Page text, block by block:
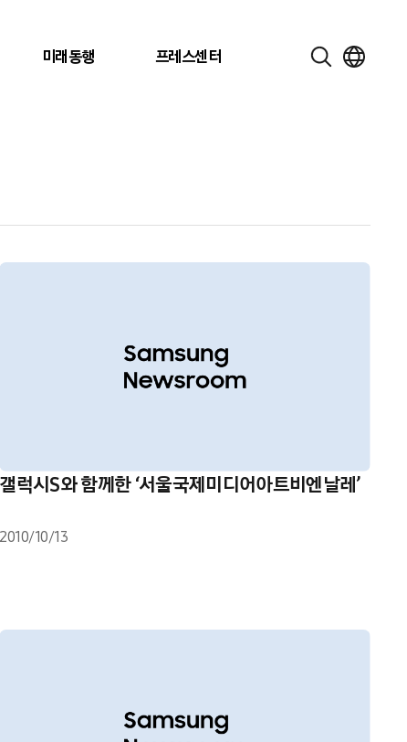
미래동행 프레스센터
갤럭시S와 함께한 ‘서울국제미디어아트비엔날레’
2010/10/13